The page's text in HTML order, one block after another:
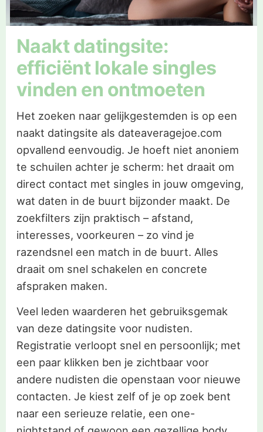
Naakt datingsite:
efficiënt lokale singles
vinden en ontmoeten
Het zoeken naar gelijkgestemden is op een
naakt datingsite als dateaveragejoe.com
opvallend eenvoudig. Je hoeft niet anoniem
te schuilen achter je scherm: het draait om
direct contact met singles in jouw omgeving,
wat daten in de buurt bijzonder maakt. De
zoekfilters zijn praktisch – afstand,
interesses, voorkeuren – zo vind je
razendsnel een match in de buurt. Alles
draait om snel schakelen en concrete
afspraken maken.
Veel leden waarderen het gebruiksgemak
van deze datingsite voor nudisten.
Registratie verloopt snel en persoonlijk; met
een paar klikken ben je zichtbaar voor
andere nudisten die openstaan voor nieuwe
contacten. Je kiest zelf of je op zoek bent
naar een serieuze relatie, een one-